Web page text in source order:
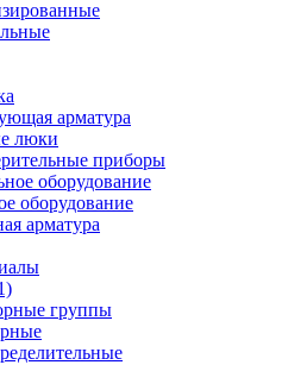
арматура
люки
приборы
оборудование
оборудование
арматура
группы